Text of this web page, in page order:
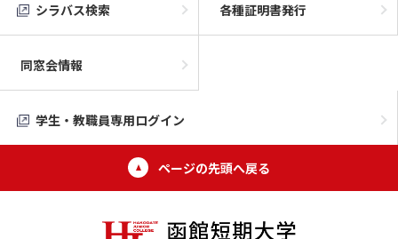
シラバス検索 各種証明書発行
同窓会情報
学生・教職員専用ログイン
ページの先頭へ戻る